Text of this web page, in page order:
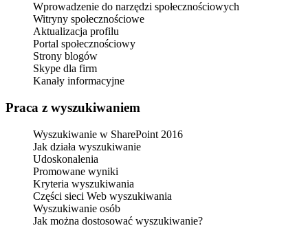
Wprowadzenie do narzędzi społecznościowych
Witryny społecznościowe
Aktualizacja profilu
Portal społecznościowy
Strony blogów
Skype dla firm
Kanały informacyjne
Praca z wyszukiwaniem
Wyszukiwanie w SharePoint 2016
Jak działa wyszukiwanie
Udoskonalenia
Promowane wyniki
Kryteria wyszukiwania
Części sieci Web wyszukiwania
Wyszukiwanie osób
Jak można dostosować wyszukiwanie?